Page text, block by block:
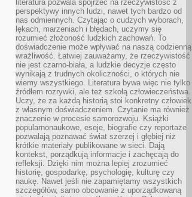
literatura pozwala spojrzeć na rzeczywistość z
perspektywy innych ludzi, nawet tych bardzo od
nas odmiennych. Czytając o cudzych wyborach,
lękach, marzeniach i błędach, uczymy się
rozumieć złożoność ludzkich zachowań. To
doświadczenie może wpływać na naszą codzienną
wrażliwość. Łatwiej zauważamy, że rzeczywistość
nie jest czarno-biała, a ludzkie decyzje często
wynikają z trudnych okoliczności, o których nie
wiemy wszystkiego. Literatura bywa więc nie tylko
źródłem rozrywki, ale też szkołą człowieczeństwa.
Uczy, że za każdą historią stoi konkretny człowiek
z własnym doświadczeniem. Czytanie ma również
znaczenie w procesie samorozwoju. Książki
popularnonaukowe, eseje, biografie czy reportaże
pozwalają poznawać świat szerzej i głębiej niż
krótkie materiały publikowane w sieci. Dają
kontekst, porządkują informacje i zachęcają do
refleksji. Dzięki nim można lepiej zrozumieć
historię, gospodarkę, psychologię, kulturę czy
naukę. Nawet jeśli nie zapamiętamy wszystkich
szczegółów, samo obcowanie z uporządkowaną